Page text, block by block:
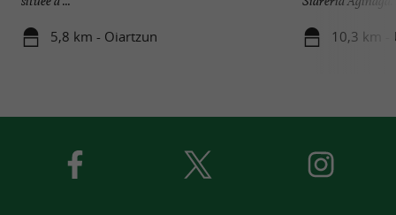
5,8 km - Oiartzun 10,3 km -